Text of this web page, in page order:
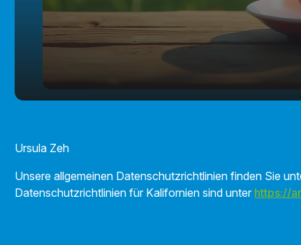
Ursula Zeh
Unsere allgemeinen Datenschutzrichtlinien finden Sie
Datenschutzrichtlinien für Kalifornien sind unter https://